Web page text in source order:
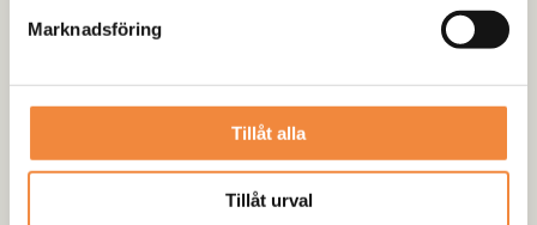
Marknadsföring
Tillåt alla
Tillåt urval
Dimensioner: 285 x 105 x 105mm